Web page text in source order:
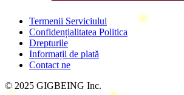
Termenii Serviciului
Confidențialitatea Politica
Drepturile
Informații de plată
Contact ne
© 2025 GIGBEING Inc.